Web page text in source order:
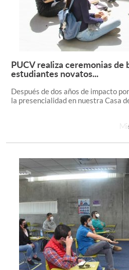
PUCV realiza ceremonias de
estudiantes novatos...
Después de dos años de impacto
la presencialidad en nuestra Casa